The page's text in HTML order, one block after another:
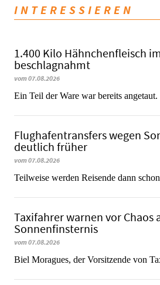
INTERESSIEREN
1.400 Kilo Hähnchenfleisch
beschlagnahmt
vom 07.08.2026
​​​​​​​Ein Teil der Ware war bereits angetaut.
Flughafentransfers wegen
deutlich früher
vom 07.08.2026
Teilweise werden Reisende dann
Taxifahrer warnen vor Chaos
Sonnenfinsternis
vom 07.08.2026
​​​​​​​Biel Moragues, der Vorsitzende von